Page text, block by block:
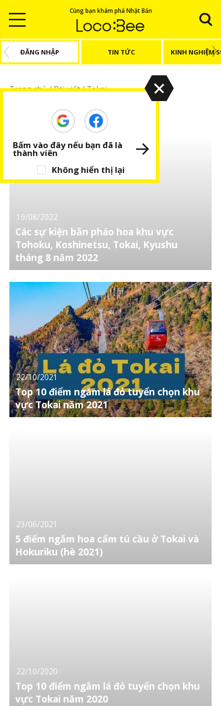
Cùng bạn khám phá Nhật Bản
ĐĂNG NHẬP TIN TỨC KINH NGHIỆM
Trang chủ/Bài viết/Tokai
19/08/2022
Các sự kiện bắn pháo hoa khu vực
Tohoku, Koshinetsu, Tokai, Kyushu
tháng 8 năm 2022
22/10/2021
Top 10 điểm ngắm lá đỏ tuyển chọn khu
vực Tokai năm 2021
23/06/2021
5 điểm ngắm hoa cẩm tú cầu ở Tokai và
Hokuriku (hè 2021)
22/10/2020
Top 10 điểm ngắm lá đỏ tuyển chọn khu
vực Tokai năm 2020
Không hiển thị lại
Bấm vào đây nếu bạn đã là
thành viên